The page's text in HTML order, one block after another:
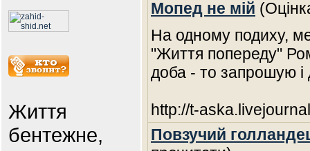
Життя
бентежне,
Мопед не мій
На одному подиху,
"Життя попереду"
доба - то запрошую
http://t-
Повзучий